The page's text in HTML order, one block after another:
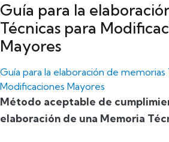
Guía para la
Técnicas para
Mayores
Guía para la elaboración de memorias
Modificaciones Mayores
Método aceptable de
elaboración de una Memoria